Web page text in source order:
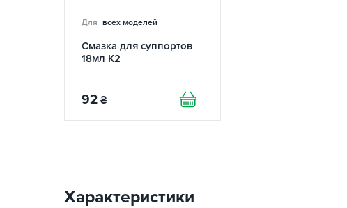
Для всех моделей
Смазка для суппортов
18мл K2
92 ₴
Характеристики